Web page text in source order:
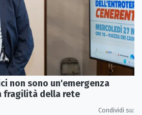
non sono un'emergenza
fragilità della rete
Condividi su: